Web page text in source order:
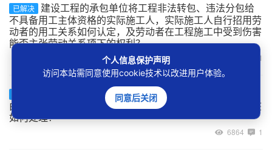
已解决
建设工程的承包单位将工程非法转包、违法分包给
不具备用工主体资格的实际施工人，实际施工人自行招用劳
动者的用工关系如何认定，及劳动者在工程施工中受到伤害
能否主张劳动关系项下的权利？
1
案外人以其与被执行人为合资、合作开发房地产为
由主张对作为执行标的物的不动产排除执行的，人民法院该
如何处理？
6864 1
个人信息保护声明
访问本站需同意使用cookie技术以改进用户体验。
同意后关闭